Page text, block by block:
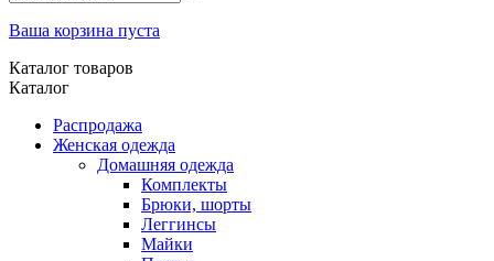
Ваша корзина пуста
Каталог товаров
Каталог
Распродажа
Женская одежда
Домашняя одежда
Комплекты
Брюки, шорты
Леггинсы
Майки